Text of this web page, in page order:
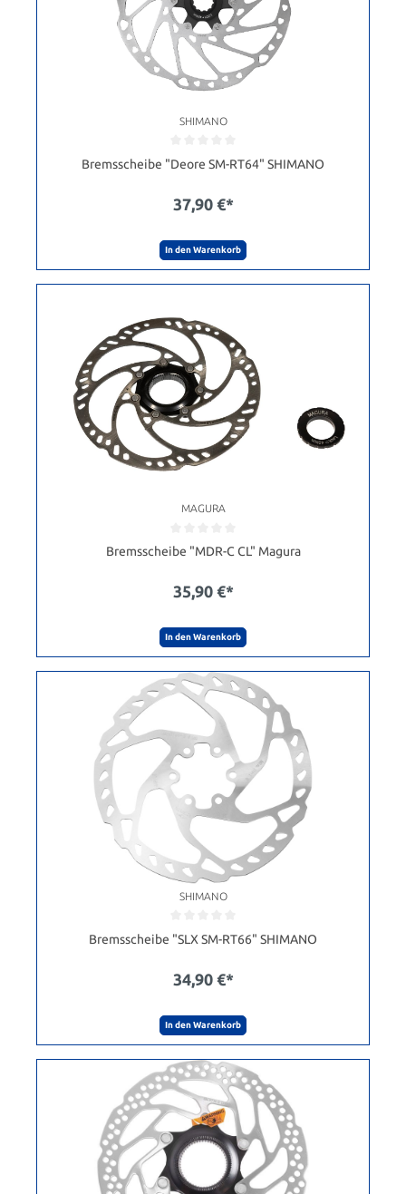
SHIMANO
Bremsscheibe "Deore SM-RT64" SHIMANO
37,90 €*
In den Warenkorb
MAGURA
Bremsscheibe "MDR-C CL" Magura
35,90 €*
In den Warenkorb
SHIMANO
Bremsscheibe "SLX SM-RT66" SHIMANO
34,90 €*
In den Warenkorb